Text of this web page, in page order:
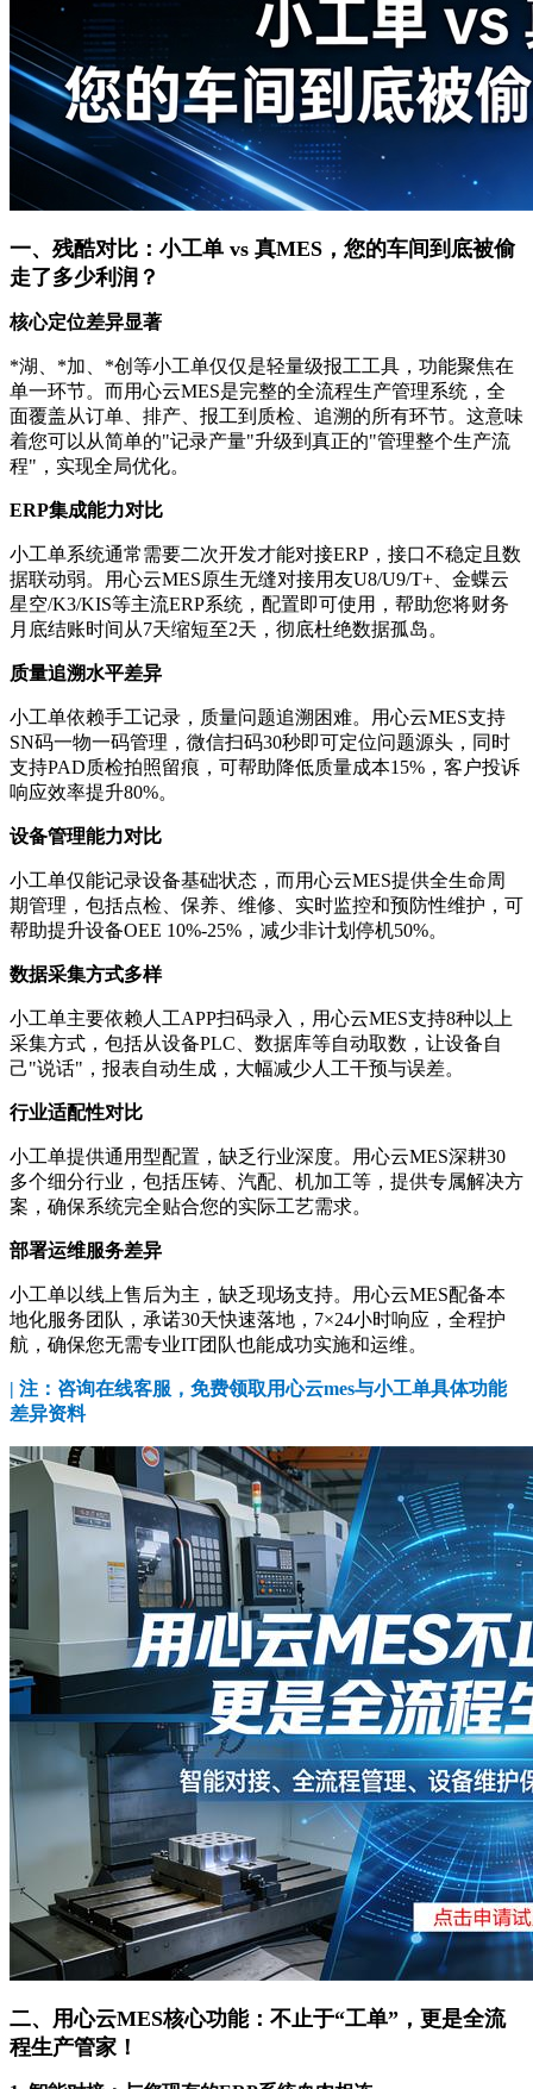
一、残酷对比：小工单 vs 真MES，您的车间到底被偷
走了多少利润？
核心定位差异显著
*湖、*加、*创等小工单仅仅是轻量级报工工具，功能聚焦在
单一环节。而用心云MES是完整的全流程生产管理系统，全
面覆盖从订单、排产、报工到质检、追溯的所有环节。这意味
着您可以从简单的"记录产量"升级到真正的"管理整个生产流
程"，实现全局优化。
ERP集成能力对比
小工单系统通常需要二次开发才能对接ERP，接口不稳定且数
据联动弱。用心云MES原生无缝对接用友U8/U9/T+、金蝶云
星空/K3/KIS等主流ERP系统，配置即可使用，帮助您将财务
月底结账时间从7天缩短至2天，彻底杜绝数据孤岛。
质量追溯水平差异
小工单依赖手工记录，质量问题追溯困难。用心云MES支持
SN码一物一码管理，微信扫码30秒即可定位问题源头，同时
支持PAD质检拍照留痕，可帮助降低质量成本15%，客户投诉
响应效率提升80%。
设备管理能力对比
小工单仅能记录设备基础状态，而用心云MES提供全生命周
期管理，包括点检、保养、维修、实时监控和预防性维护，可
帮助提升设备OEE 10%-25%，减少非计划停机50%。
数据采集方式多样
小工单主要依赖人工APP扫码录入，用心云MES支持8种以上
采集方式，包括从设备PLC、数据库等自动取数，让设备自
己"说话"，报表自动生成，大幅减少人工干预与误差。
行业适配性对比
小工单提供通用型配置，缺乏行业深度。用心云MES深耕30
多个细分行业，包括压铸、汽配、机加工等，提供专属解决方
案，确保系统完全贴合您的实际工艺需求。
部署运维服务差异
小工单以线上售后为主，缺乏现场支持。用心云MES配备本
地化服务团队，承诺30天快速落地，7×24小时响应，全程护
航，确保您无需专业IT团队也能成功实施和运维。
| 注：咨询在线客服，免费领取用心云mes与小工单具体功能
差异资料
二、用心云MES核心功能：不止于“工单”，更是全流
程生产管家！